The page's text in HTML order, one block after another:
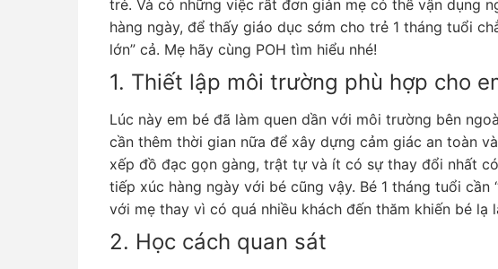
trẻ. Và có những việc rất đơn giản mẹ có thể vận dụng
hàng ngày, để thấy giáo dục sớm cho trẻ 1 tháng tuổi
lớn” cả. Mẹ hãy cùng POH tìm hiểu nhé!
1. Thiết lập môi trường phù hợp cho
Lúc này em bé đã làm quen dần với môi trường bên
cần thêm thời gian nữa để xây dựng cảm giác an toàn
xếp đồ đạc gọn gàng, trật tự và ít có sự thay đổi nhất
tiếp xúc hàng ngày với bé cũng vậy. Bé 1 tháng tuổi cần
với mẹ thay vì có quá nhiều khách đến thăm khiến bé lạ
2. Học cách quan sát